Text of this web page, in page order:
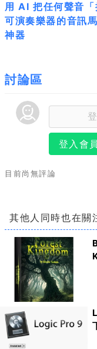
用 AI 把任何聲音「
可演奏樂器的音訊
神器
討論區
登入會員
目前尚無評論
其他人同時也在關